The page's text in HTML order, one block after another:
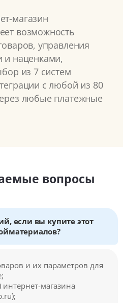
магазин
возможность
управления
и наценками,
из 7 систем
с любой из 80
любые платежные
вопросы
если вы купите этот
и их параметров для
магазина